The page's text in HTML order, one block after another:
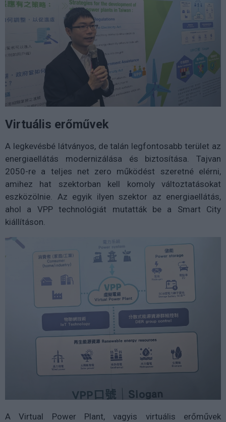
Virtuális erőművek
A legkevésbé látványos, de talán legfontosabb terület az
energiaellátás modernizálása és biztosítása. Tajvan
2050-re a teljes net zero működést szeretné elérni,
amihez hat szektorban kell komoly változtatásokat
eszközölnie. Az egyik ilyen szektor az energiaellátás,
ahol a VPP technológiát mutatták be a Smart City
kiállításon.
A Virtual Power Plant, vagyis virtuális erőművek